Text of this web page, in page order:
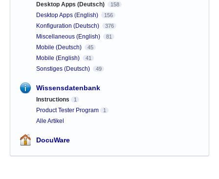
Desktop Apps (Deutsch) 158
Desktop Apps (English) 156
Konfiguration (Deutsch) 376
Miscellaneous (English) 81
Mobile (Deutsch) 45
Mobile (English) 41
Sonstiges (Deutsch) 49
Wissensdatenbank
Instructions 1
Product Tester Program 1
Alle Artikel
DocuWare